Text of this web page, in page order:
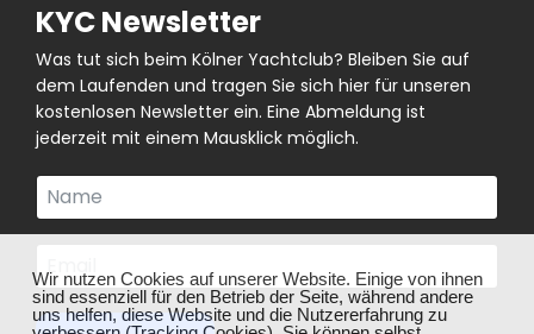
Wir nutzen Cookies auf unserer Website. Einige von ihnen
sind essenziell für den Betrieb der Seite, während andere
uns helfen, diese Website und die Nutzererfahrung zu
KYC Newsletter
Was tut sich beim Kölner Yachtclub? Bleiben Sie auf
dem Laufenden und tragen Sie sich hier für unseren
kostenlosen Newsletter ein. Eine Abmeldung ist
jederzeit mit einem Mausklick möglich.